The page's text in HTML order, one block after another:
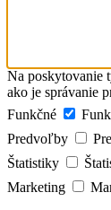
Na poskytovanie
ako je správanie
Funkčné
Predvoľby
Štatistiky
Marketing